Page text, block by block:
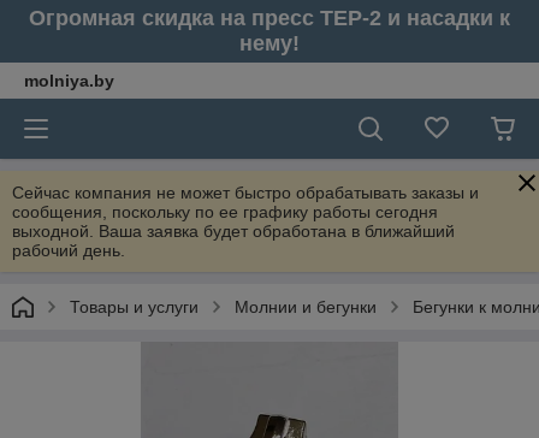
Огромная скидка на пресс ТЕР-2 и насадки к
нему!
molniya.by
Сейчас компания не может быстро обрабатывать заказы и
сообщения, поскольку по ее графику работы сегодня
выходной. Ваша заявка будет обработана в ближайший
рабочий день.
Товары и услуги Молнии и бегунки Бегунки к